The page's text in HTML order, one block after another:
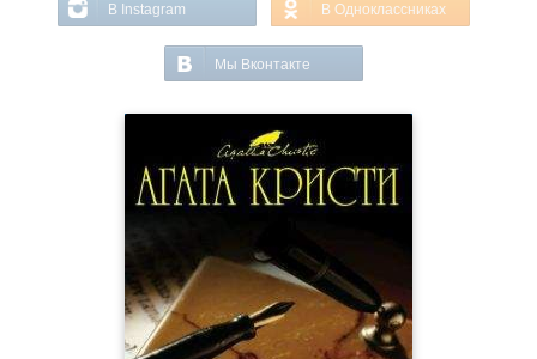
В Instagram В Одноклассниках
Мы Вконтакте